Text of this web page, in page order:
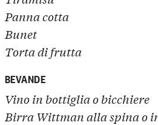
Panna cotta
Bunet
Torta di frutta
BEVANDE
Vino in bottiglia obicchiere
Birra Wittman alla spina o